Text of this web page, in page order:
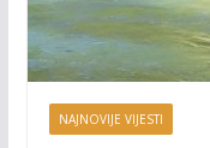
NAJNOVIJE VIJESTI